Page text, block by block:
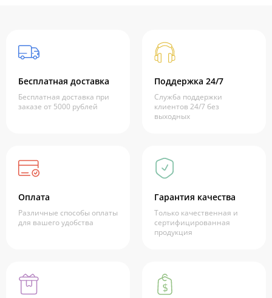
Бесплатная доставка
Бесплатная доставка при
заказе от 5000 рублей
Поддержка 24/7
Служба поддержки
клиентов 24/7 без
выходных
Оплата
Различные способы оплаты
для вашего удобства
Гарантия качества
Только качественная и
сертифицированная
продукция